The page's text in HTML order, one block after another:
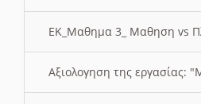
ΕΚ_Μαθημα 3_ Μαθηση vs
Αξιολογηση της εργασίας: